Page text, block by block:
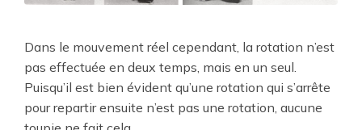
Dans le mouvement réel cependant, la rotation n’est
pas effectuée en deux temps, mais en un seul.
Puisqu’il est bien évident qu’une rotation qui s’arrête
pour repartir ensuite n’est pas une rotation, aucune